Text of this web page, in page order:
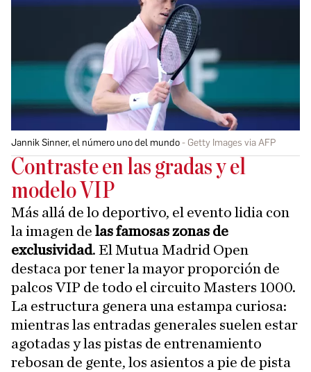
Jannik Sinner, el número uno del mundo Getty Images via AFP
Contraste en las gradas y el
modelo VIP
Más allá de lo deportivo, el evento lidia con
la imagen de las famosas zonas de
exclusividad. El Mutua Madrid Open
destaca por tener la mayor proporción de
palcos VIP de todo el circuito Masters 1000.
La estructura genera una estampa curiosa:
mientras las entradas generales suelen estar
agotadas y las pistas de entrenamiento
rebosan de gente, los asientos a pie de pista